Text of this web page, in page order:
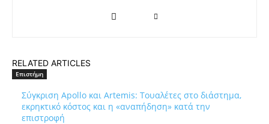
RELATED ARTICLES
Επιστήμη
Σύγκριση Apollo και Artemis: Τουαλέτες στο διάστημα,
εκρηκτικό κόστος και η «αναπήδηση» κατά την
επιστροφή